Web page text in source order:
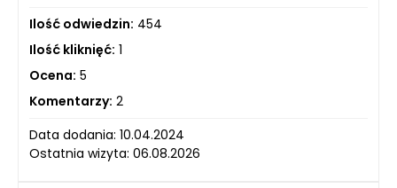
Ilość odwiedzin: 454
Ilość kliknięć: 1
Ocena: 5
Komentarzy: 2
Data dodania: 10.04.2024
Ostatnia wizyta: 06.08.2026